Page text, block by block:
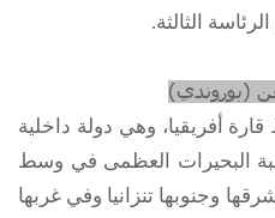
الثالثة.
(بوروندي)
أفريقيا، وهي دولة داخلية
البحيرات العظمى في وسط
وجنوبها تنزانيا وفي غربها